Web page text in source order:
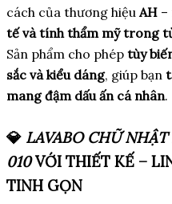
cách của thương hiệu AH –
tế và tính thẩm mỹ trong
Sản phẩm cho phép tùy
sắc và kiểu dáng, giúp bạn
mang đậm dấu ấn cá nhân.
💎 LAVABO CHỮ
010VỚI THIẾT KẾ –
TINH GỌN